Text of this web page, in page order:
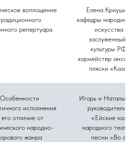
воплощение
репертуара
Елена
кафедры народного
искусства
заслуженный
культуры РФ,
хормейстер
пляски
Особенности
исполнения
его отличие от
народно-
жанра
Игорь и Наталья
руководители
«Ейские
народного театра
песни «Во